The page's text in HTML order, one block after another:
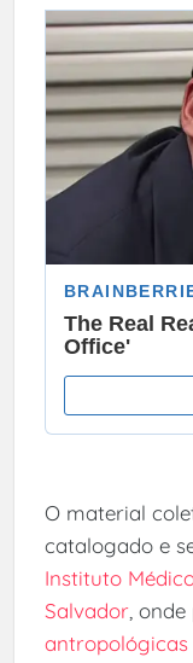
O material
catalogado e
Instituto
Salvador,
antropológicas